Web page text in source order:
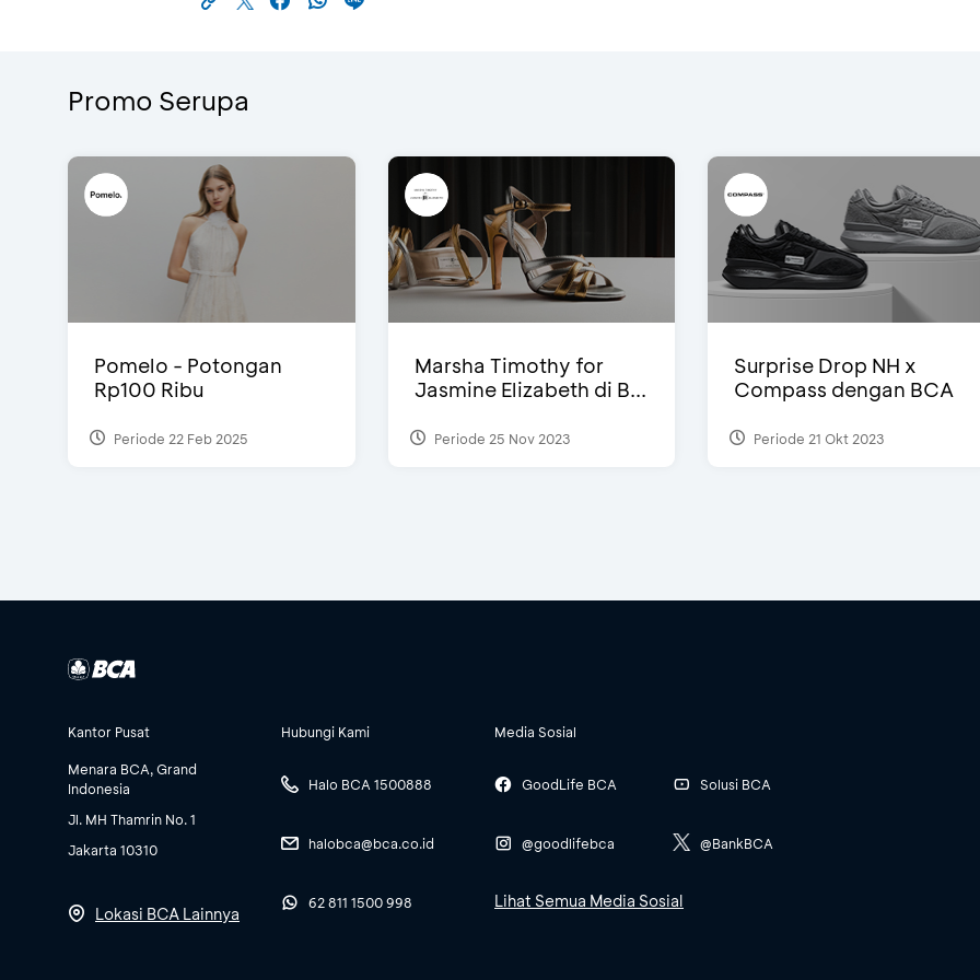
Promo Serupa
Pomelo - Potongan
Rp100 Ribu
Periode 22 Feb 2025
Marsha Timothy for
Jasmine Elizabeth di B...
Periode 25 Nov 2023
Surprise Drop NH x
Compass dengan BCA
Periode 21 Okt 2023
Kantor Pusat
Menara BCA, Grand
Indonesia
Jl. MH Thamrin No. 1
Jakarta 10310
Lokasi BCA Lainnya
Hubungi Kami
Halo BCA 1500888
halobca@bca.co.id
62 811 1500 998
Media Sosial
GoodLife BCA
@goodlifebca
Solusi BCA
@BankBCA
Lihat Semua Media Sosial